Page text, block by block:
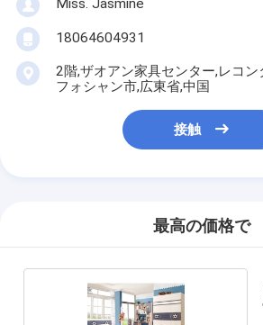
Miss. Jasmine
18064604931
2階,ザオアン家具センター,レコン
フォシャン市,広東省,中国
接触
最高の価格で